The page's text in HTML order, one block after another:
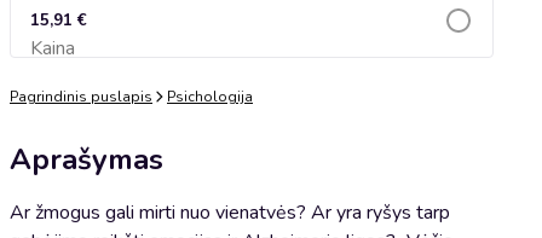
15,91 €
Kaina Įsidėti į krepšelį
Pagrindinis puslapis Psichologija
Aprašymas
Ar žmogus gali mirti nuo vienatvės? Ar yra ryšys tarp